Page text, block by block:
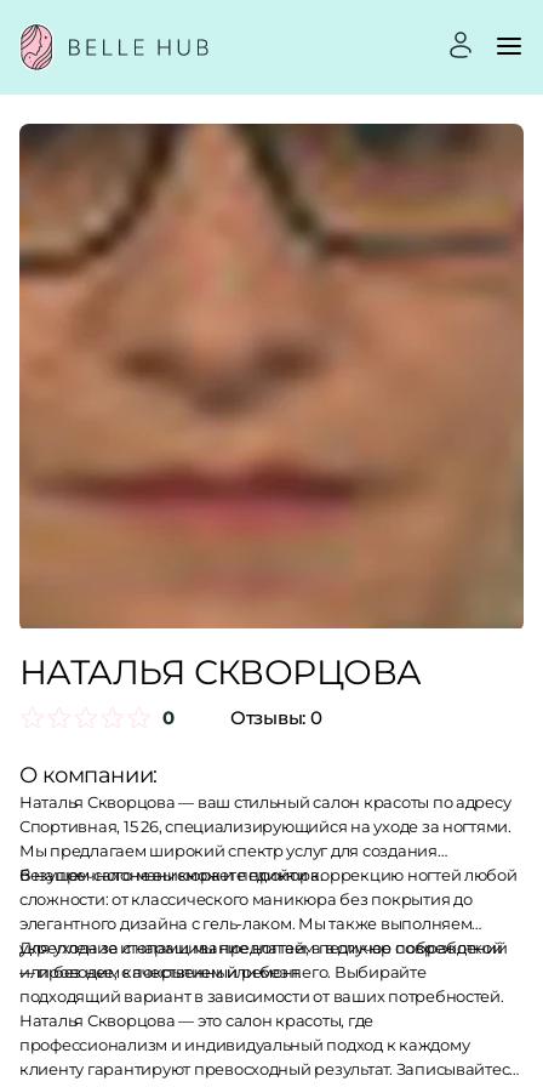
НАТАЛЬЯ СКВОРЦОВА
0 Отзывы: 0
О компании:
Наталья Скворцова — ваш стильный салон красоты по адресу
Спортивная, 15 26, специализирующийся на уходе за ногтями.
Мы предлагаем широкий спектр услуг для создания
безупречного маникюра и педикюра.
В нашем салоне вы сможете пройти коррекцию ногтей любой
сложности: от классического маникюра без покрытия до
элегантного дизайна с гель-лаком. Мы также выполняем
укрепление и наращивание ногтей, а в случае повреждений
— проводим качественный ремонт.
Для ухода за стопами мы предлагаем педикюр с обработкой
или без нее, с покрытием или без него. Выбирайте
подходящий вариант в зависимости от ваших потребностей.
Наталья Скворцова — это салон красоты, где
профессионализм и индивидуальный подход к каждому
клиенту гарантируют превосходный результат. Записывайтесь